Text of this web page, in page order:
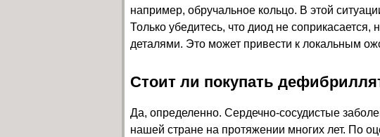
например, обручальное кольцо. В этой
Только убедитесь, что диод не
деталями. Это может привести к локальным
Стоит ли покупать
Да, определенно. Сердечно-сосудистые
нашей стране на протяжении многих лет. По